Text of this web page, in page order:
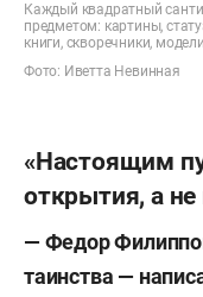
Каждый квадратный
предметом: картины,
книги, скворечники,
Фото: Иветта Невинная
«Настоящим
открытия, а не
— Федор
таинства —